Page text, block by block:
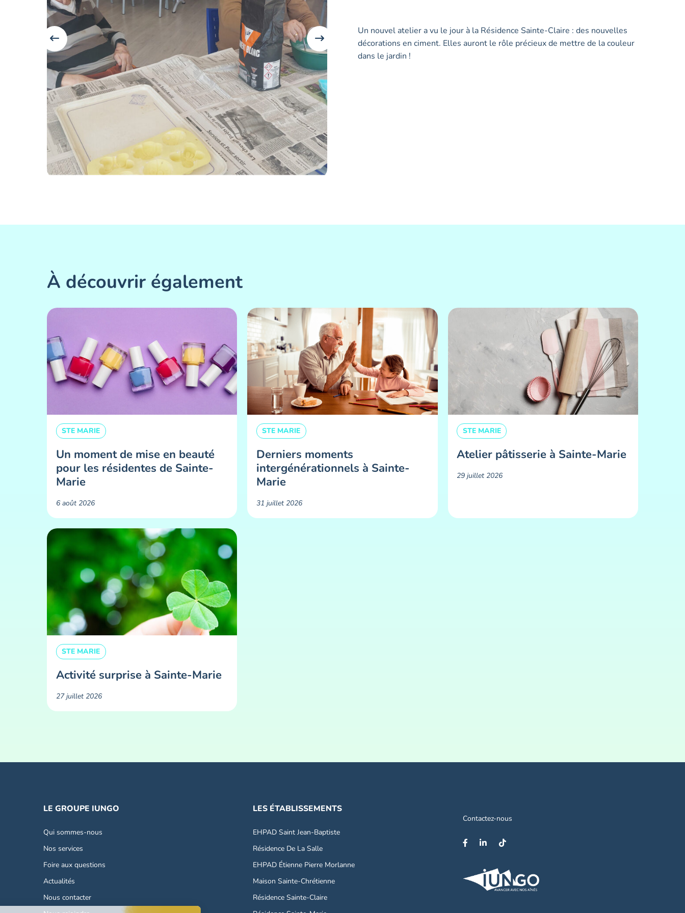
Un nouvel atelier a vu le jour à la Résidence Sainte-Claire : des nouvelles
décorations en ciment. Elles auront le rôle précieux de mettre de la couleur
dans le jardin !
À découvrir également
STE MARIE
Un moment de mise en beauté
pour les résidentes de Sainte-
Marie ​
6 août 2026
STE MARIE
Derniers moments
intergénérationnels à Sainte-
Marie
31 juillet 2026
STE MARIE
Atelier pâtisserie à Sainte-Marie
29 juillet 2026
STE MARIE
Activité surprise à Sainte-Marie
27 juillet 2026
LE GROUPE IUNGO
Qui sommes-nous
Nos services
Foire aux questions
Actualités
Nous contacter
LES ÉTABLISSEMENTS
EHPAD Saint Jean-Baptiste
Résidence De La Salle
EHPAD Étienne Pierre Morlanne
Maison Sainte-Chrétienne
Résidence Sainte-Claire
Contactez-nous